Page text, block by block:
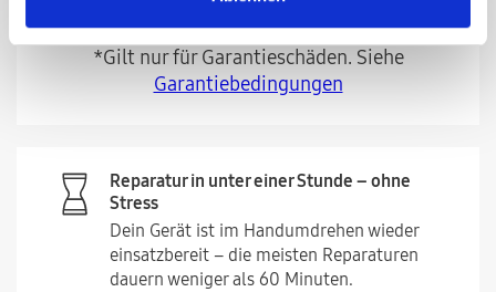
*Gilt nur für Garantieschäden. Siehe
Garantiebedingungen
Reparatur in unter einer Stunde – ohne
Stress
Dein Gerät ist im Handumdrehen wieder
einsatzbereit – die meisten Reparaturen
dauern weniger als 60 Minuten.